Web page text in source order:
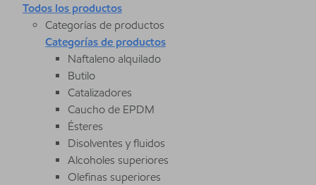
Todos los productos
Categorías de productos
Categorías de productos
Naftaleno alquilado
Butilo
Catalizadores
Caucho de EPDM
Ésteres
Disolventes y fluidos
Alcoholes superiores
Olefinas superiores